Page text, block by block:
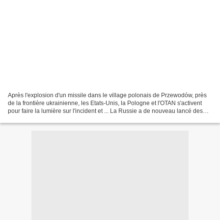
Après l'explosion d'un missile dans le village polonais de Przewodów, près
de la frontière ukrainienne, les Etats-Unis, la Pologne et l'OTAN s'activent
pour faire la lumière sur l'incident et ... La Russie a de nouveau lancé des